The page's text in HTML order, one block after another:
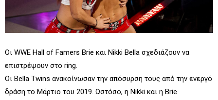
Οι WWE Hall of Famers Brie και Nikki Bella σχεδιάζουν να
επιστρέψουν στο ring.
Οι Bella Twins ανακοίνωσαν την απόσυρση τους από την ενεργό
δράση το Μάρτιο του 2019. Ωστόσο, η Nikki και η Brie